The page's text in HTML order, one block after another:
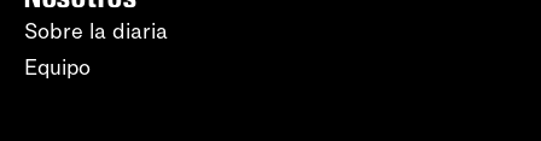
Sobre la diaria
Equipo